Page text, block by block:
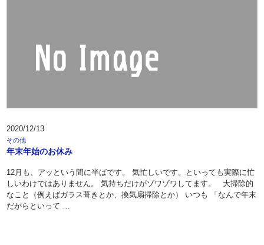
2020/12/13
その他
年末年始のお休み
12月も、アッという間に半ばです。 気忙しいです。といっても実際に忙
しいわけではありません。 気持ちだけがゾワゾワしてます。 大掃除的
なこと（例えばガラス葺きとか、換気扇掃除とか） いつも 「なんで年末
だからといって …